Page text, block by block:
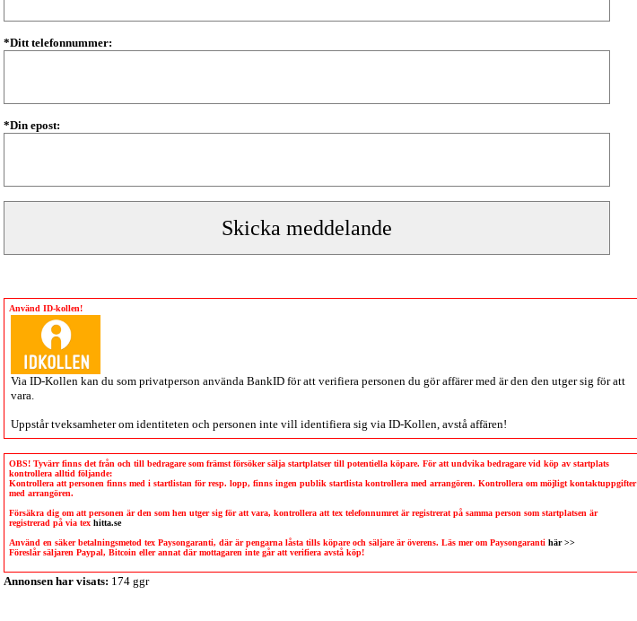
*Ditt telefonnummer:
*Din epost:
Använd ID-kollen!
Via ID-Kollen kan du som privatperson använda BankID för att verifiera personen du gör affärer med är den den utger sig för att
vara.
Uppstår tveksamheter om identiteten och personen inte vill identifiera sig via ID-Kollen , avstå affären!
OBS! Tyvärr finns det från och till bedragare som främst försöker sälja startplatser till potentiella köpare. För att undvika bedragare vid köp av startplats
kontrollera alltid följande:
Kontrollera att personen finns med i startlistan för resp. lopp, finns ingen publik startlista kontrollera med arrangören. Kontrollera om möjligt kontaktuppgifter
med arrangören.
Försäkra dig om att personen är den som hen utger sig för att vara, kontrollera att tex telefonnumret är registrerat på samma person som startplatsen är
registrerad på via tex hitta.se
Använd en säker betalningsmetod tex Paysongaranti, där är pengarna låsta tills köpare och säljare är överens. Läs mer om Paysongaranti här >>
Föreslår säljaren Paypal, Bitcoin eller annat där mottagaren inte går att verifiera avstå köp!
Annonsen har visats: 174 ggr